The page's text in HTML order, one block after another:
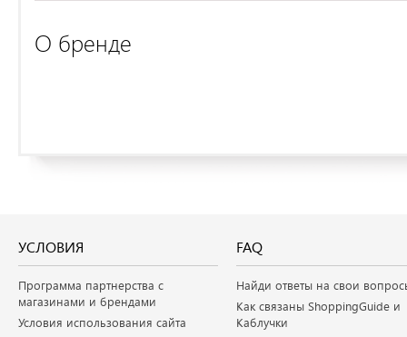
О бренде
УСЛОВИЯ
Программа партнерства с
магазинами и брендами
Условия использования сайта
FAQ
Найди ответы на свои
Как связаны ShoppingGuide и
Каблучки